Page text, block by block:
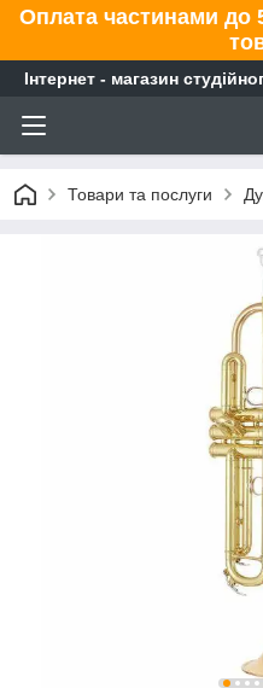
Оплата частинами до
Інтернет - магазин
Товари та послуги